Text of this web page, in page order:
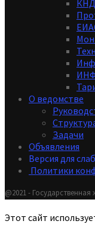
КНД
О ведомстве
Задачи
Объявления
Версия для
Политики
@2021 -
Этот сайт